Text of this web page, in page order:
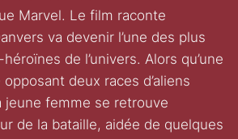
Marvel. Le film raconte
va devenir l’une des plus
de l’univers. Alors qu’une
deux races d’aliens
jeune femme se retrouve
de la bataille, aidée de quelques